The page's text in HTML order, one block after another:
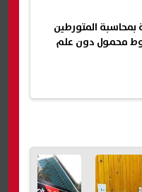
بمحاسبة المتورطين
محمول دون علم